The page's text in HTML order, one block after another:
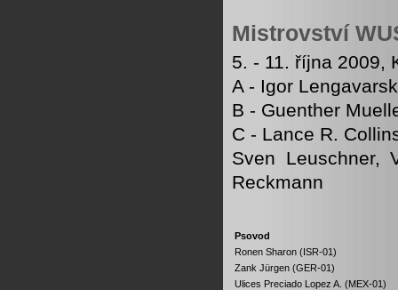
Mistrovství
5. - 11. října 2009,
A - Igor
B - Guenther
C - Lance R.
Sven Leuschner,
Reckmann
Psovod
Ronen Sharon (ISR-01)
Zank Jürgen (GER-01)
Ulices Preciado Lopez A. (MEX-01)